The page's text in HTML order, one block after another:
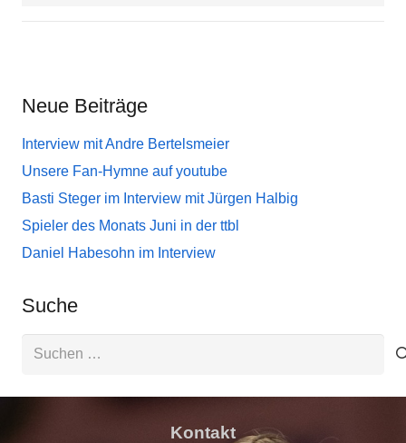
Neue Beiträge
Interview mit Andre Bertelsmeier
Unsere Fan-Hymne auf youtube
Basti Steger im Interview mit Jürgen Halbig
Spieler des Monats Juni in der ttbl
Daniel Habesohn im Interview
Suche
Suchen
Kontakt